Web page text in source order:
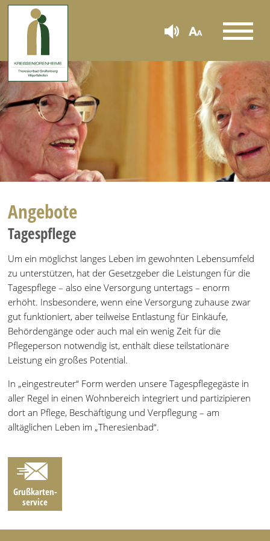
Angebote
Tagespflege
Um ein möglichst langes Leben im gewohnten Lebensumfeld
zu unterstützen, hat der Gesetzgeber die Leistungen für die
Tagespflege – also eine Versorgung untertags – enorm
erhöht. Insbesondere, wenn eine Versorgung zuhause zwar
gut funktioniert, aber teilweise Entlastung für Einkäufe,
Behördengänge oder auch mal ein wenig Zeit für die
Pflegeperson notwendig ist, enthält diese teilstationäre
Leistung ein großes Potential.
In „eingestreuter“ Form werden unsere Tagespflegegäste in
aller Regel in einen Wohnbereich integriert und partizipieren
dort an Pflege, Beschäftigung und Verpflegung – am
alltäglichen Leben im „Theresienbad“.
Grußkarten­
service